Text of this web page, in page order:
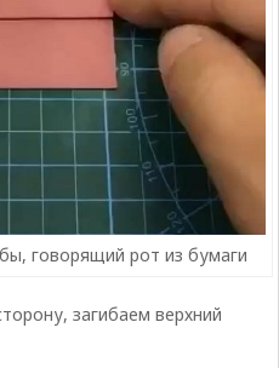
говорящий рот из бумаги
загибаем верхний